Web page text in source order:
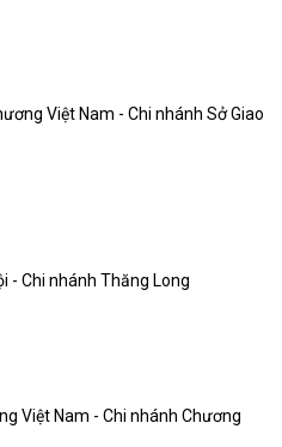
Việt Nam - Chi nhánh Sở Giao
- Chi nhánh Thăng Long
Việt Nam - Chi nhánh Chương